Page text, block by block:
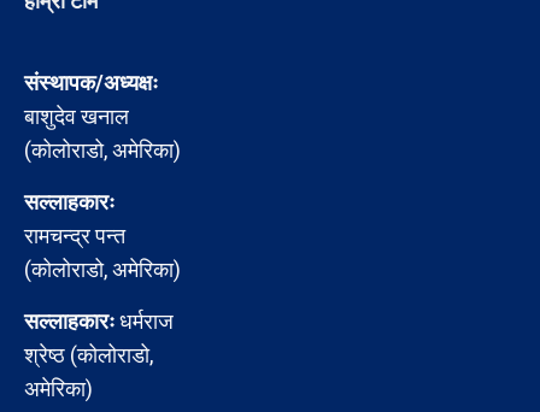
संस्थापक/अध्यक्षः
बाशुदेव खनाल
(कोलोराडो, अमेरिका)
सल्लाहकारः
रामचन्द्र पन्त
(कोलोराडो, अमेरिका)
सल्लाहकारःधर्मराज
श्रेष्ठ (कोलोराडो,
अमेरिका)